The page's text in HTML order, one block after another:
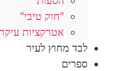
"חוק טיבי"
אטרקציות
לבד מחוץ לעיר
ספרים